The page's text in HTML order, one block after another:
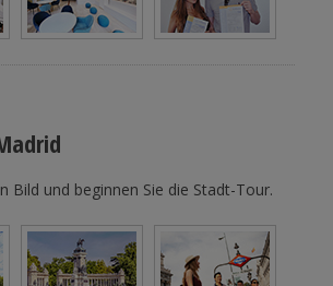
Bild und beginnen Sie die Stadt-Tour.